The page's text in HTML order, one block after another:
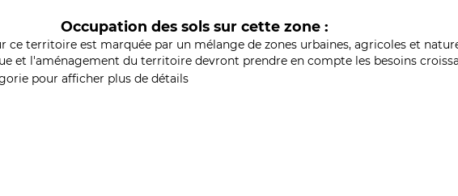
Occupation des sols sur cette zone :
ce territoire est marquée par un mélange de zones urbaines, agricoles et
et l'aménagement du territoire devront prendre en compte les besoins
pour afficher plus de détails